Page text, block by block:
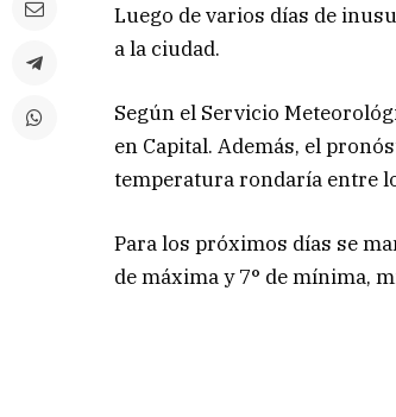
Luego de varios días de
a la ciudad.
Según el Servicio
en Capital. Además, el
temperatura rondaría entre
Para los próximos días se
de máxima y 7° de mínima,